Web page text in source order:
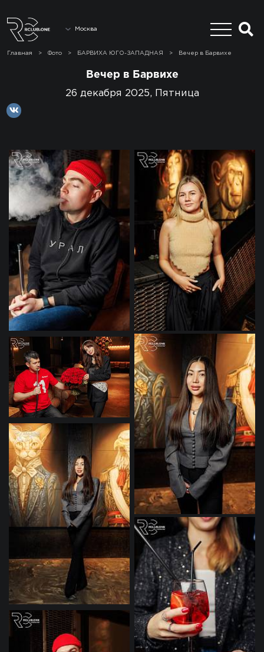
Москва
Главная > Фото > БАРВИХА ЮГО-ЗАПАДНАЯ > Вечер в Барвихе
Вечер в Барвихе
26 декабря 2025, Пятница